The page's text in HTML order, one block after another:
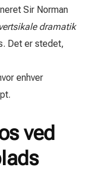
Sir Norman
vertsikale dramatik
Det er stedet,
enhver
ved